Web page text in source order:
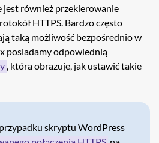
jest również przekierowanie
HTTPS. Bardzo często
taką możliwość bezpośrednio w
posiadamy odpowiednią
, która obrazuje, jak ustawić takie
skryptu WordPress